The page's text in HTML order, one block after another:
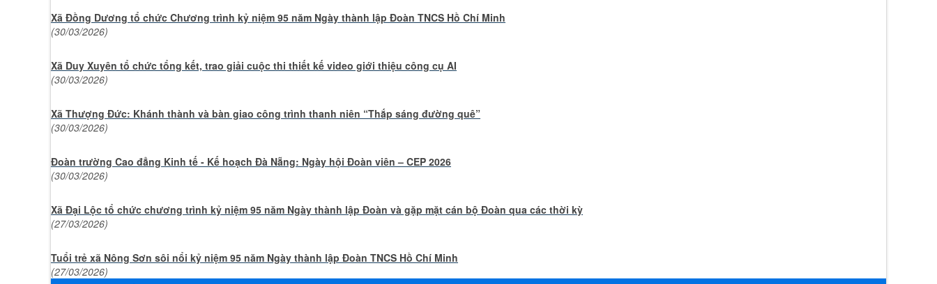
Xã Đồng Dương tổ chức Chương trình kỷ niệm 95 năm Ngày thành lập Đoàn TNCS Hồ Chí Minh
(30/03/2026)
Xã Duy Xuyên tổ chức tổng kết, trao giải cuộc thi thiết kế video giới thiệu công cụ AI
(30/03/2026)
Xã Thượng Đức: Khánh thành và bàn giao công trình thanh niên “Thắp sáng đường quê”
(30/03/2026)
Đoàn trường Cao đẳng Kinh tế - Kế hoạch Đà Nẵng​​​​​​​: Ngày hội Đoàn viên – CEP 2026
(30/03/2026)
Xã Đại Lộc tổ chức chương trình kỷ niệm 95 năm Ngày thành lập Đoàn và gặp mặt cán bộ Đoàn qua các thời kỳ
(27/03/2026)
Tuổi trẻ xã Nông Sơn sôi nổi kỷ niệm 95 năm Ngày thành lập Đoàn TNCS Hồ Chí Minh
(27/03/2026)